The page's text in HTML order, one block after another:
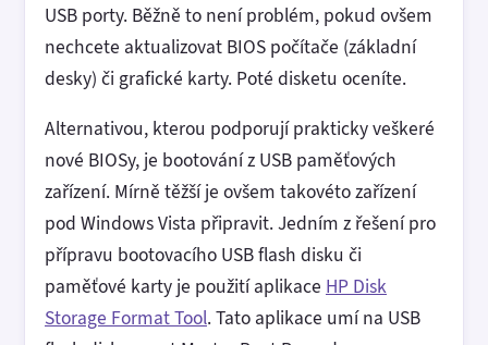
USB porty. Běžně to není problém, pokud ovšem
nechcete aktualizovat BIOS počítače (základní
desky) či grafické karty. Poté disketu oceníte.
Alternativou, kterou podporují prakticky veškeré
nové BIOSy, je bootování z USB paměťových
zařízení. Mírně těžší je ovšem takovéto zařízení
pod Windows Vista připravit. Jedním z řešení pro
přípravu bootovacího USB flash disku či
paměťové karty je použití aplikace HP Disk
Storage Format Tool. Tato aplikace umí na USB